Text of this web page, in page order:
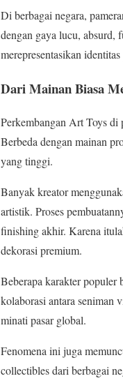
Di berbagai negara,
dengan gaya lucu, absurd,
merepresentasikan
Dari Mainan Biasa
Perkembangan Art Toys di
Berbeda dengan mainan
yang tinggi.
Banyak kreator
artistik. Proses
finishing akhir. Karena
dekorasi premium.
Beberapa karakter populer
kolaborasi antara seniman
minati pasar global.
Fenomena ini juga
collectibles dari berbagai